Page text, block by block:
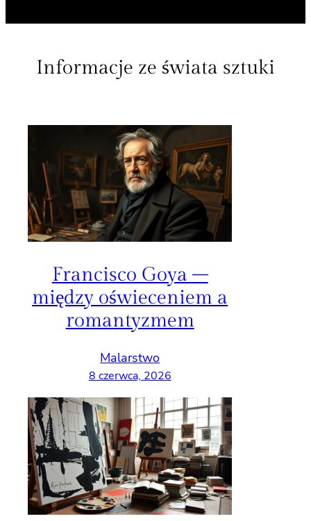
Informacje ze świata sztuki
Francisco Goya –
między oświeceniem a
romantyzmem
Malarstwo
8 czerwca, 2026